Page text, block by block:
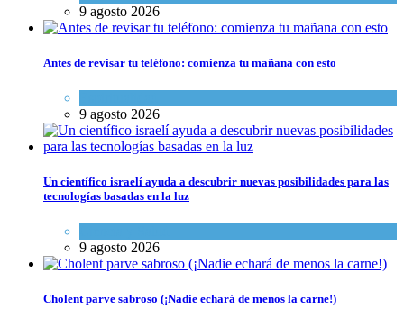
9 agosto 2026
Antes de revisar tu teléfono: comienza tu mañana con esto
9 agosto 2026
Un científico israelí ayuda a descubrir nuevas posibilidades para las
tecnologías basadas en la luz
9 agosto 2026
Cholent parve sabroso (¡Nadie echará de menos la carne!)